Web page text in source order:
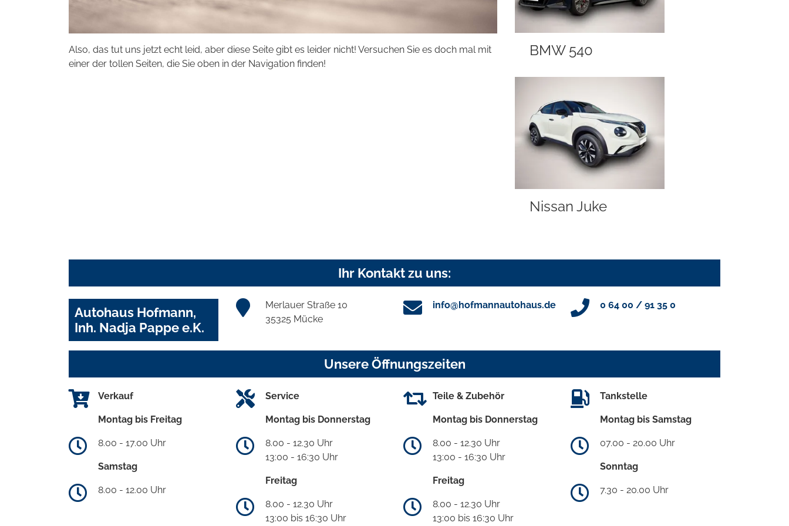
Also, das tut uns jetzt echt leid, aber diese Seite gibt es leider nicht! Versuchen Sie es doch mal mit
einer der tollen Seiten, die Sie oben in der Navigation finden!
BMW 540
Nissan Juke
Ihr Kontakt zu uns:
Autohaus Hofmann,
Inh. Nadja Pappe e.K.
Merlauer Straße 10
35325 Mücke
info@hofmannautohaus.de 0 64 00 / 91 35 0
Unsere Öffnungszeiten
Verkauf
Montag bis Freitag
8.00 - 17.00 Uhr
Samstag
8.00 - 12.00 Uhr
Service
Montag bis Donnerstag
8.00 - 12.30 Uhr
13:00 - 16:30 Uhr
Freitag
8.00 - 12.30 Uhr
13:00 bis 16:30 Uhr
Teile & Zubehör
Montag bis Donnerstag
8.00 - 12.30 Uhr
13:00 - 16:30 Uhr
Freitag
8.00 - 12.30 Uhr
13:00 bis 16:30 Uhr
Tankstelle
Montag bis Samstag
07.00 - 20.00 Uhr
Sonntag
7.30 - 20.00 Uhr